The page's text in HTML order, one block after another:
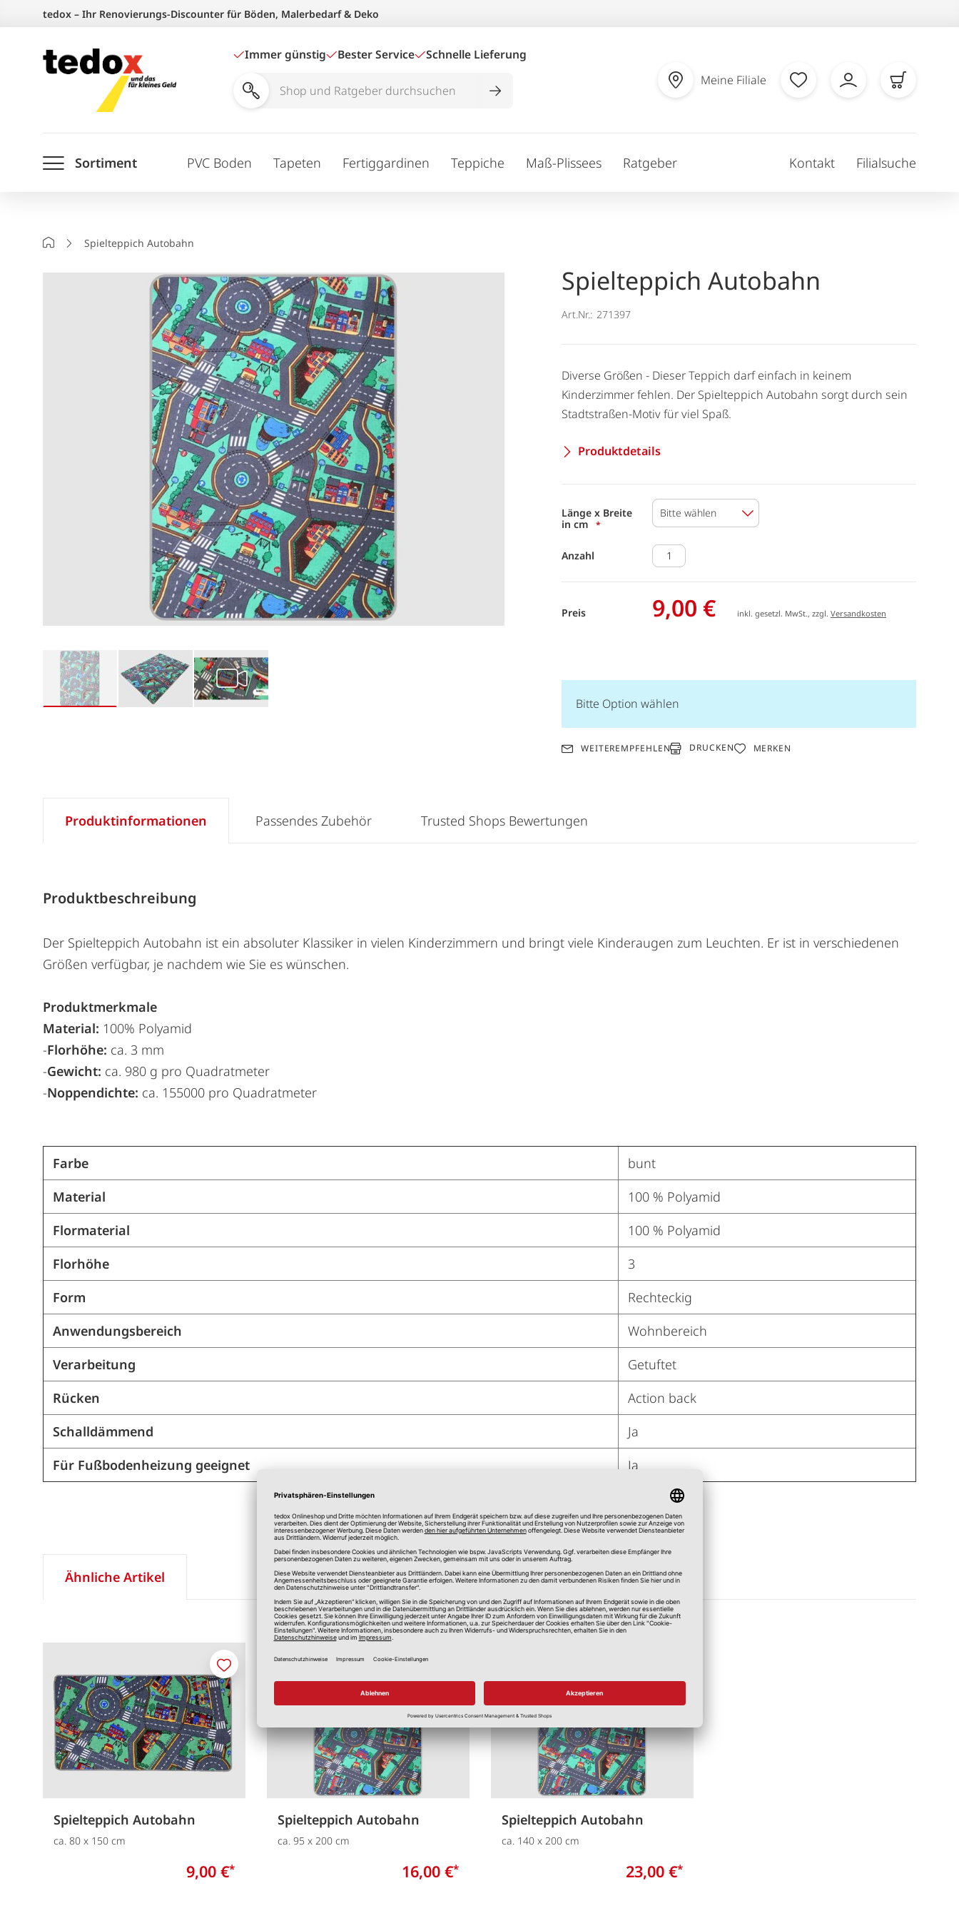
springen
tedox – Ihr Renovierungs-Discounter für Böden, Malerbedarf & Deko
Immer günstig Bester Service Schnelle Lieferung
Shop
durchsuchen
Meine Filiale
Sortiment PVC Boden Tapeten Fertiggardinen Teppiche Maß-Plissees Ratgeber Kontakt Filialsuche
StartseiteSpielteppich Autobahn
Spielteppich Autobahn
Art.Nr.: 271397
Diverse Größen - Dieser Teppich darf einfach in keinem
Kinderzimmer fehlen. Der Spielteppich Autobahn sorgt durch sein
Stadtstraßen-Motiv für viel Spaß.
Produktdetails
Länge x Breite
in cm
Bitte wählen
Anzahl
Preis 9,00 € inkl. gesetzl. MwSt., zzgl.Versandkosten
Bitte Option wählen
WEITEREMPFEHLEN DRUCKEN MERKEN
Produktinformationen
Produktbeschreibung
Der Spielteppich Autobahn ist ein absoluter Klassiker in vielen Kinderzimmern und bringt viele Kinderaugen zum Leuchten. Er ist in verschiedenen
Größen verfügbar, je nachdem wie Sie es wünschen.
Produktmerkmale
Material: 100% Polyamid
-Florhöhe: ca. 3 mm
-Gewicht: ca. 980 g pro Quadratmeter
-Noppendichte: ca. 155000 pro Quadratmeter
Farbe
bunt
Material
100 % Polyamid
Flormaterial
100 % Polyamid
Florhöhe
3
Form
Rechteckig
Anwendungsbereich
Wohnbereich
Verarbeitung
Getuftet
Rücken
Action back
Schalldämmend
Ja
Für Fußbodenheizung geeignet
Ja
Passendes Zubehör Trusted Shops Bewertungen
Ähnliche Artikel
Spielteppich Autobahn
ca. 80 x 150 cm
9,00 €*
Merken
Spielteppich Autobahn
ca. 95 x 200 cm
16,00 €*
Spielteppich Autobahn
ca. 140 x 200 cm
23,00 €*